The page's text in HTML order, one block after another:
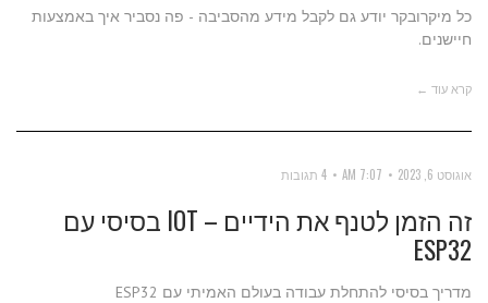
כל מיקרובקר יודע גם לקבל מידע מהסביבה - פה נסביר איך באמצעות
חיישנים.
קרא עוד ←
אוגוסט 6, 2023 7:07 AM 4 תגובות
זה הזמן לטנף את הידיים – IOT בסיסי עם
ESP32
מדריך בסיסי להתחלת עבודה בעולם האמיתי עם ESP32